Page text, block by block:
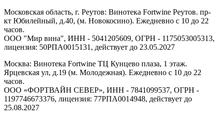
Московская область, г. Реутов: Винотека Fortwine Реутов. пр-
кт Юбилейный, д.40, (м. Новокосино). Ежедневно с 10 до 22
часов.
ООО "Мир вина", ИНН - 5041205609, ОГРН - 1175053005313,
лицензия: 50РПА0015131, действует до 23.05.2027
Москва: Винотека Fortwine ТЦ Кунцево плаза, 1 этаж.
Ярцевская ул, д.19 (м. Молодежная). Ежедневно с 10 до 22
часов.
ООО «ФОРТВАЙН СЕВЕР», ИНН - 7841099537, ОГРН -
1197746673376, лицензия: 77РПА0014948, действует до
25.08.2027